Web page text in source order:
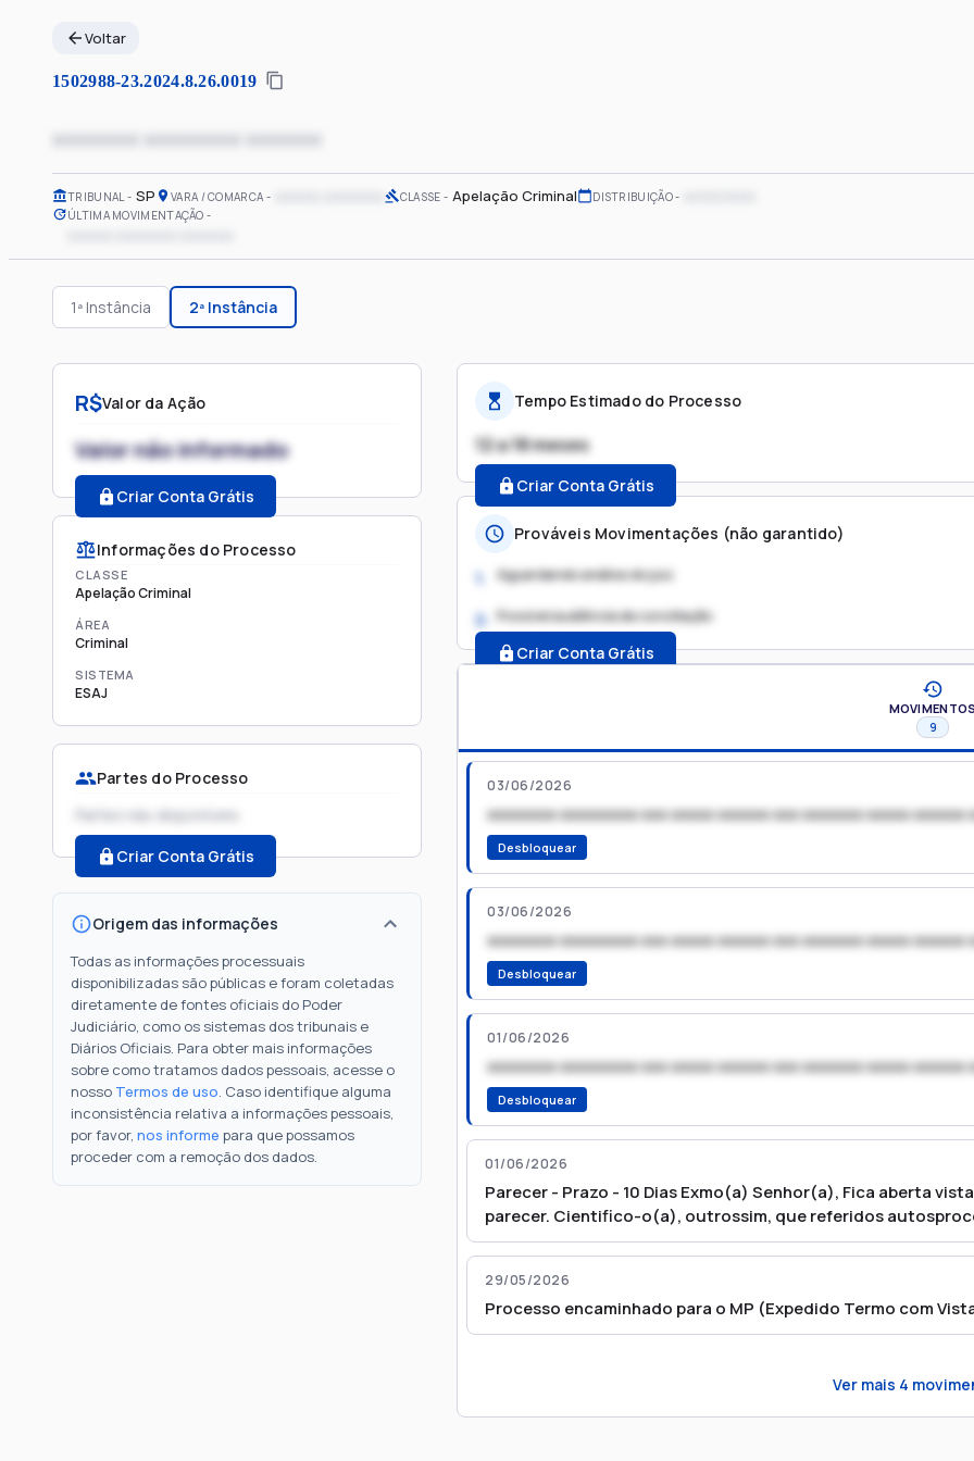
Voltar
1502988-23.2024.8.26.0019
xxxxxxxx xxxxxxxxx xxxxxxx
TRIBUNAL SP VARA / COMARCA CLASSE Apelação Criminal DISTRIBUIÇÃO
ÚLTIMA MOVIMENTAÇÃO
1ª Instância 2ª Instância
R$Valor da Ação
Valor não informado
Criar Conta Grátis
Informações do Processo
CLASSE
Apelação Criminal
ÁREA
Criminal
SISTEMA
ESAJ
Partes do Processo
Partes não disponíveis
Criar Conta Grátis
Origem das informações
Todas as informações processuais
disponibilizadas são públicas e foram coletadas
diretamente de fontes oficiais do Poder
Judiciário, como os sistemas dos tribunais e
Diários Oficiais. Para obter mais informações
sobre como tratamos dados pessoais, acesse o
nosso Termos de uso. Caso identifique alguma
inconsistência relativa a informações pessoais,
por favor, nos informe para que possamos
proceder com a remoção dos dados.
Tempo Estimado do Processo
12 a 18 meses
Criar Conta Grátis
Prováveis Movimentações (não garantido)
1. Aguardando análise do juiz
2. Possível audiência de conciliação
Criar Conta Grátis
MOVIMENTOS
9
03/06/2026
xxxxxxxx xxxxxxxxx xxx xxxxx xxxxxx xxx xxxxxxx xxxxx xxxxxx
Desbloquear
03/06/2026
xxxxxxxx xxxxxxxxx xxx xxxxx xxxxxx xxx xxxxxxx xxxxx xxxxxx
Desbloquear
01/06/2026
xxxxxxxx xxxxxxxxx xxx xxxxx xxxxxx xxx xxxxxxx xxxxx xxxxxx
Desbloquear
01/06/2026
Parecer - Prazo - 10 Dias Exmo(a) Senhor(a), Fica aberta
parecer. Cientifico-o(a), outrossim, que referidos
se disponível no endereçohttp://esaj.tjsp.jus.br.
29/05/2026
Processo encaminhado para o MP (Expedido Termo com
Ver mais 4